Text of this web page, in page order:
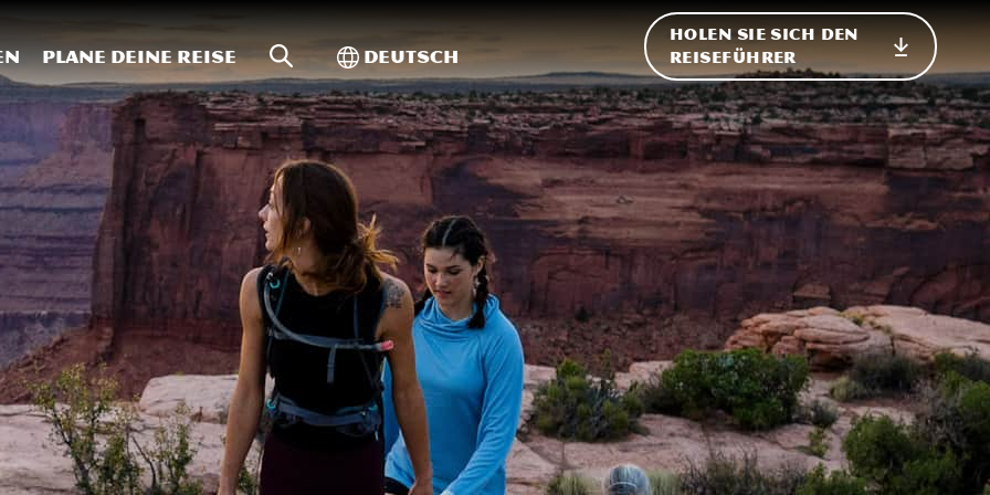
Plane deine Reise Website-Suche
Toggle International
Deutsch
HOLEN SIE SICH DEN
REISEFÜHRER